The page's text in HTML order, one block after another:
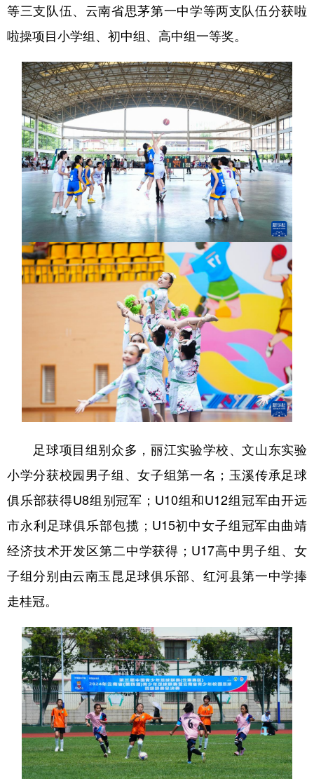
等三支队伍、云南省思茅第一中学等两支队伍分获啦
啦操项目小学组、初中组、高中组一等奖。
足球项目组别众多，丽江实验学校、文山东实验
小学分获校园男子组、女子组第一名；玉溪传承足球
俱乐部获得U8组别冠军；U10组和U12组冠军由开远
市永利足球俱乐部包揽；U15初中女子组冠军由曲靖
经济技术开发区第二中学获得；U17高中男子组、女
子组分别由云南玉昆足球俱乐部、红河县第一中学捧
走桂冠。